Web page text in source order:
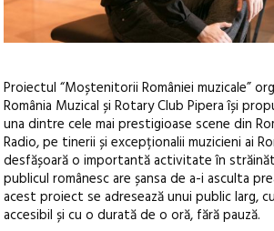
Proiectul “Moștenitorii României muzicale”
România Muzical și Rotary Club Pipera își
una dintre cele mai prestigioase scene din
Radio, pe tinerii și excepționalii muzicieni ai
desfășoară o importantă activitate în
publicul românesc are șansa de a-i asculta
acest proiect se adresează unui public larg,
accesibil și cu o durată de o oră, fără pauză.